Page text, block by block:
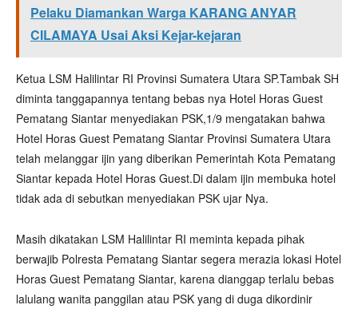
Pelaku Diamankan Warga KARANG ANYAR
CILAMAYA Usai Aksi Kejar-kejaran
Ketua LSM Halilintar RI Provinsi Sumatera Utara SP.Tambak SH
diminta tanggapannya tentang bebas nya Hotel Horas Guest
Pematang Siantar menyediakan PSK,1/9 mengatakan bahwa
Hotel Horas Guest Pematang Siantar Provinsi Sumatera Utara
telah melanggar ijin yang diberikan Pemerintah Kota Pematang
Siantar kepada Hotel Horas Guest.Di dalam ijin membuka hotel
tidak ada di sebutkan menyediakan PSK ujar Nya.
Masih dikatakan LSM Halilintar RI meminta kepada pihak
berwajib Polresta Pematang Siantar segera merazia lokasi Hotel
Horas Guest Pematang Siantar, karena dianggap terlalu bebas
lalulang wanita panggilan atau PSK yang di duga dikordinir